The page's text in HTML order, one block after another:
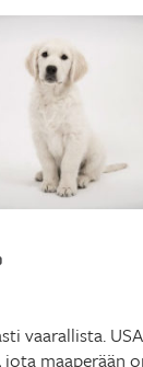
vaarallista.
maaperään